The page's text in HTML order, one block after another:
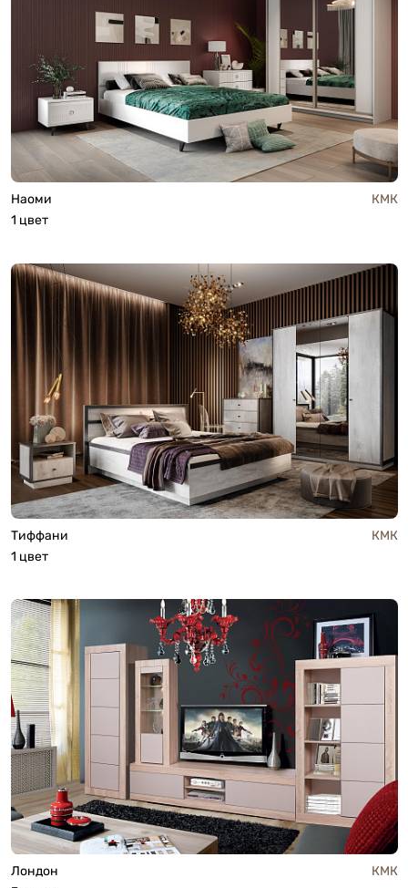
Наоми
КМК
1 цвет
Тиффани
КМК
1 цвет
Лондон
КМК